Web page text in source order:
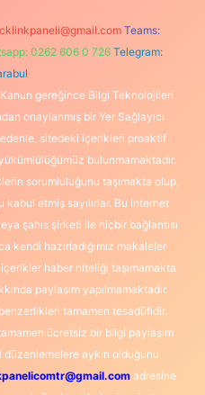
Teams:
0262 606 0 726 Telegram:
Kanun gereğince Bilgi Teknolojileri
onaylanmış bir Yer Sağlayıcı
sitedeki içerikleri proaktif
bulunmamaktadır.
sorumluluğunu taşımakta olup,
etmiş sayılırlar. Bu internet
şahıs şirketi ile hiçbir bağlantısı
kendi hazırladığımız makaleler
haber niteliği taşımamakta
paylaşım yapılmamaktadır.
tamamen tesadüfidir.
ücretsiz bir bilgi paylaşım
aykırı olduğunu
adresine